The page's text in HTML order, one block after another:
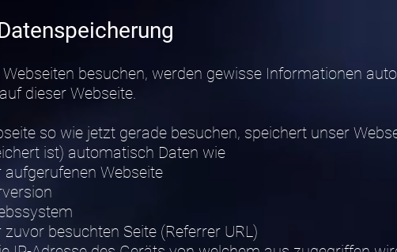
besuchen, werden gewisse Informationen
dieser Webseite.
so wie jetzt gerade besuchen, speichert unser
ist) automatisch Daten wie
aufgerufenen Webseite
zuvor besuchten Seite (Referrer URL)